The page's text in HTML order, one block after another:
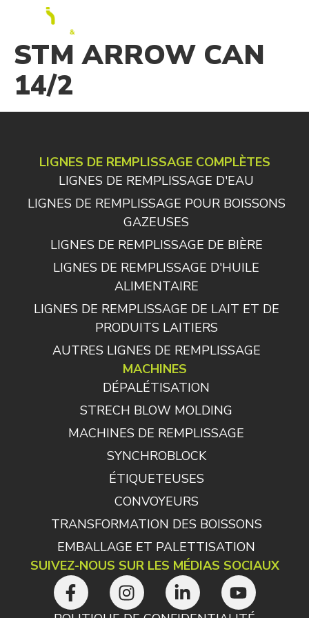
STM ARROW CAN
14/2
LIGNES DE REMPLISSAGE COMPLÈTES
LIGNES DE REMPLISSAGE D'EAU
LIGNES DE REMPLISSAGE POUR BOISSONS
GAZEUSES
LIGNES DE REMPLISSAGE DE BIÈRE
LIGNES DE REMPLISSAGE D'HUILE
ALIMENTAIRE
LIGNES DE REMPLISSAGE DE LAIT ET DE
PRODUITS LAITIERS
AUTRES LIGNES DE REMPLISSAGE
MACHINES
DÉPALÉTISATION
STRECH BLOW MOLDING
MACHINES DE REMPLISSAGE
SYNCHROBLOCK
ÉTIQUETEUSES
CONVOYEURS
TRANSFORMATION DES BOISSONS
EMBALLAGE ET PALETTISATION
SUIVEZ-NOUS SUR LES MÉDIAS SOCIAUX